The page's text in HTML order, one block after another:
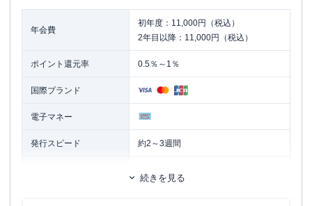
年会費
初年度：11,000円（税込）
2年目以降：11,000円（税込）
ポイント還元率 0.5％～1％
国際ブランド
電子マネー
発行スピード 約2～3週間
家族カード
続きを見る